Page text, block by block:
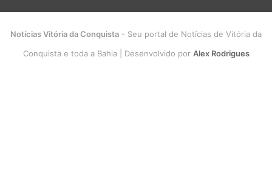
Notícias Vitória da Conquista - Seu portal de Notícias de Vitória da
Conquista e toda a Bahia | Desenvolvido por Alex Rodrigues